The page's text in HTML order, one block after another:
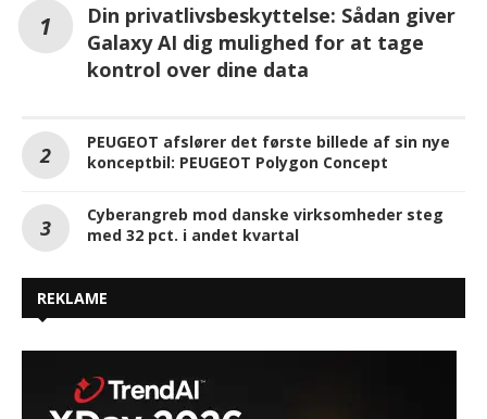
Din privatlivsbeskyttelse: Sådan giver
Galaxy AI dig mulighed for at tage
kontrol over dine data
PEUGEOT afslører det første billede af sin nye
konceptbil: PEUGEOT Polygon Concept
Cyberangreb mod danske virksomheder steg
med 32 pct. i andet kvartal
REKLAME